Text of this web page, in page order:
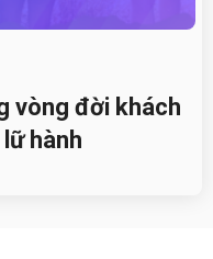
vòng đời khách
hành